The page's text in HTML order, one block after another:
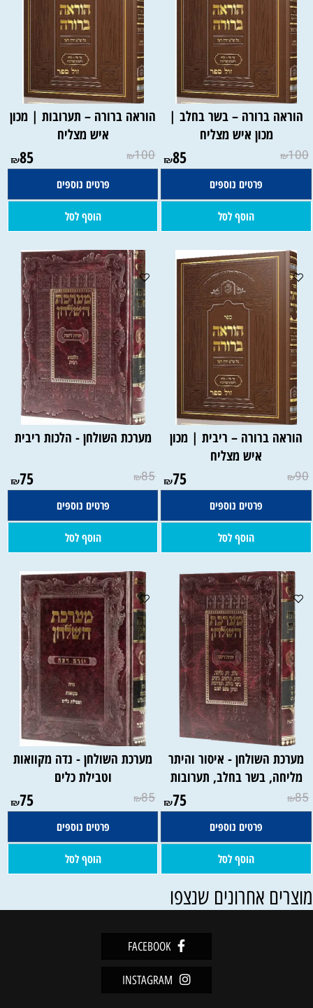
הוראה ברורה – בשר בחלב |
מכון איש מצליח
₪100
₪85
פרטים נוספים
הוסף לסל
הוראה ברורה – תערובות | מכון
איש מצליח
₪100
₪85
פרטים נוספים
הוסף לסל
הוראה ברורה – ריבית | מכון
איש מצליח
₪90
₪75
פרטים נוספים
הוסף לסל
מערכת השולחן - הלכות ריבית
₪85
₪75
פרטים נוספים
הוסף לסל
מערכת השולחן - איסור והיתר
מליחה, בשר בחלב, תערובות
₪85
₪75
פרטים נוספים
הוסף לסל
מערכת השולחן - נדה מקוואות
וטבילת כלים
₪85
₪75
פרטים נוספים
הוסף לסל
אחרונים שנצפו
FACEBOOK
INSTAGRAM